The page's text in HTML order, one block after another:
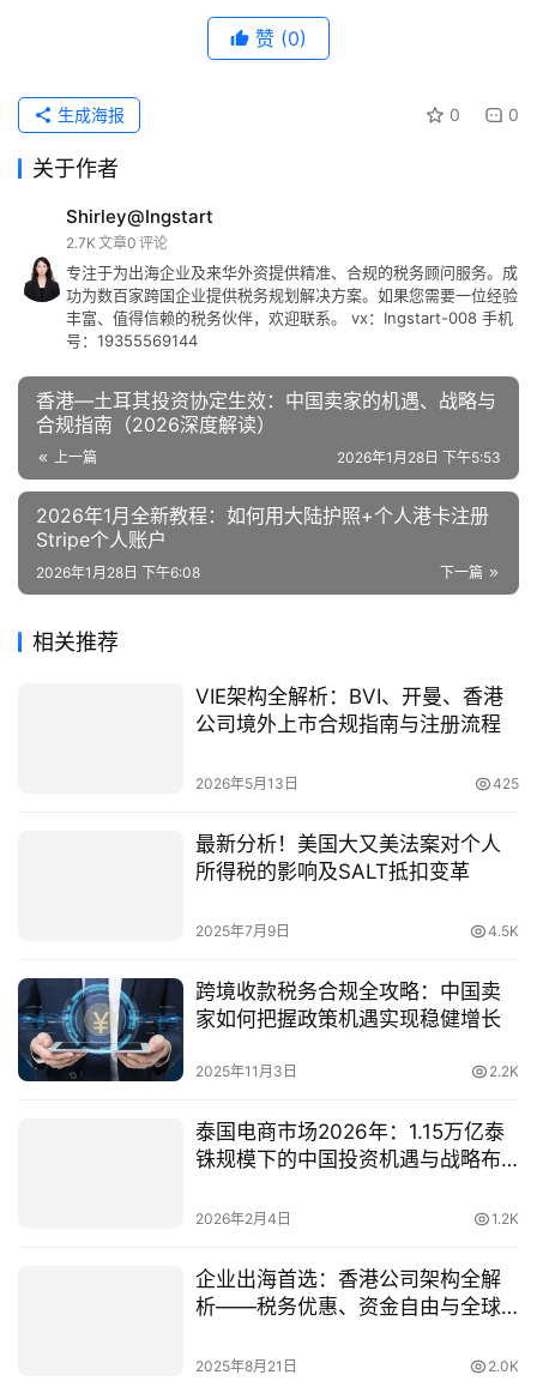
赞 (0)
0 0
生成海报
关于作者
Shirley@Ingstart
2.7K 文章0 评论
专注于为出海企业及来华外资提供精准、合规的税务顾问服务。成
功为数百家跨国企业提供税务规划解决方案。如果您需要一位经验
丰富、值得信赖的税务伙伴，欢迎联系。 vx：Ingstart-008 手机
号：19355569144
香港—土耳其投资协定生效：中国卖家的机遇、战略与
合规指南（2026深度解读）
上一篇 2026年1月28日 下午5:53
2026年1月全新教程：如何用大陆护照+个人港卡注册
Stripe个人账户
下一篇
2026年1月28日 下午6:08
相关推荐
VIE架构全解析：BVI、开曼、香港
公司境外上市合规指南与注册流程
2026年5月13日 425
最新分析！美国大又美法案对个人
所得税的影响及SALT抵扣变革
2025年7月9日 4.5K
跨境收款税务合规全攻略：中国卖
家如何把握政策机遇实现稳健增长
2025年11月3日 2.2K
泰国电商市场2026年：1.15万亿泰
铢规模下的中国投资机遇与战略布
2026年2月4日 1.2K
企业出海首选：香港公司架构全解
析——税务优惠、资金自由与全球
2025年8月21日 2.0K